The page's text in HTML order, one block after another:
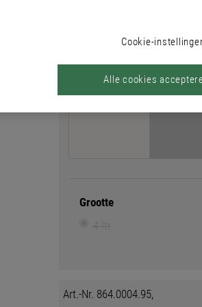
Kleurzoeker
Kleur
Grootte
Art.-Nr. 864.0004.95,
Cookie-
Alle cookies